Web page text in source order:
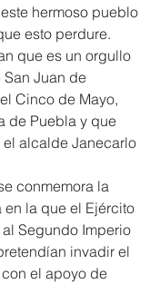
hermoso pueblo
esto perdure.
que es un orgullo
Juan de
Cinco de Mayo,
de Puebla y que
el alcalde Janecarlo
conmemora la
la que el Ejército
Segundo Imperio
invadir el
el apoyo de